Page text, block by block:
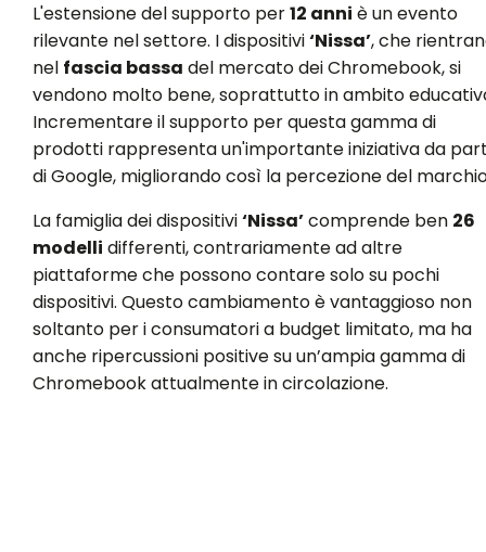
L'estensione del supporto per12 anni è un evento
rilevante nel settore. I dispositivi‘Nissa’, che
nel fascia bassa del mercato dei Chromebook, si
vendono molto bene, soprattutto in ambito
Incrementare il supporto per questa gamma di
prodotti rappresenta un'importante iniziativa da
di Google, migliorando così la percezione del
La famiglia dei dispositivi‘Nissa’comprende ben 26
modelli differenti, contrariamente ad altre
piattaforme che possono contare solo su pochi
dispositivi. Questo cambiamento è vantaggioso non
soltanto per i consumatori a budget limitato, ma ha
anche ripercussioni positive su un’ampia gamma di
Chromebook attualmente in circolazione.